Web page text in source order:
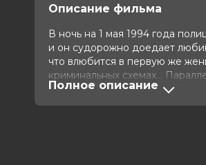
Описание фильма
В ночь на 1 мая 1994 года
и он судорожно доедает
что влюбится в первую же
криминальных схемах…
квартиры в ночной
решает тайно пробраться в
Полное описание